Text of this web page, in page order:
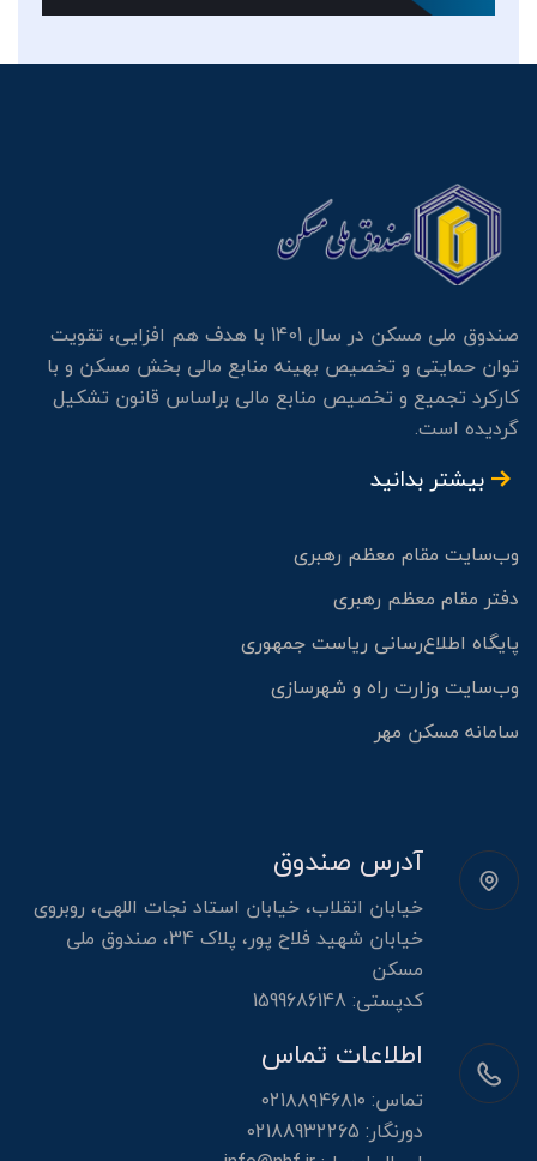
صندوق ملی مسکن در سال 1401 با هدف هم افزایی، تقویت
توان حمایتی و تخصیص بهینه منابع مالی بخش مسکن و با
کارکرد تجمیع و تخصیص منابع مالی براساس قانون تشکیل
گردیده است.
بیشتر بدانید
وب‌سایت مقام معظم رهبری
دفتر مقام معظم رهبری
پایگاه اطلاع‌رسانی ریاست جمهوری
وب‌سایت وزارت راه و شهرسازی
سامانه مسکن مهر
آدرس صندوق
خیابان انقلاب، خیابان استاد نجات اللهی، روبروی
خیابان شهید فلاح پور، پلاک 34، صندوق ملی
مسکن
کدپستی: 1599686148
اطلاعات تماس
تماس: 021۸۸۹۴۶۸۱۰
دورنگار: 02188932265